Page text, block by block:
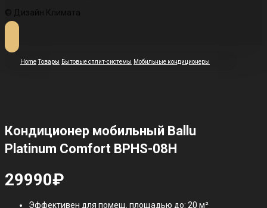
© Дизайн Климата
Home Товары Бытовые сплит-системы Мобильные кондиционеры
Кондиционер мобильный Ballu
Platinum Comfort BPHS-08H
29990₽
Эффективен для помещ. площадью до: 20 м²